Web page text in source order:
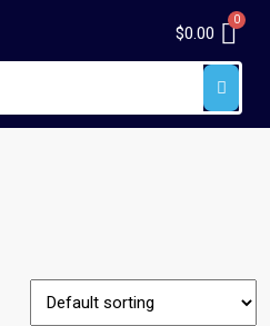
$0.00